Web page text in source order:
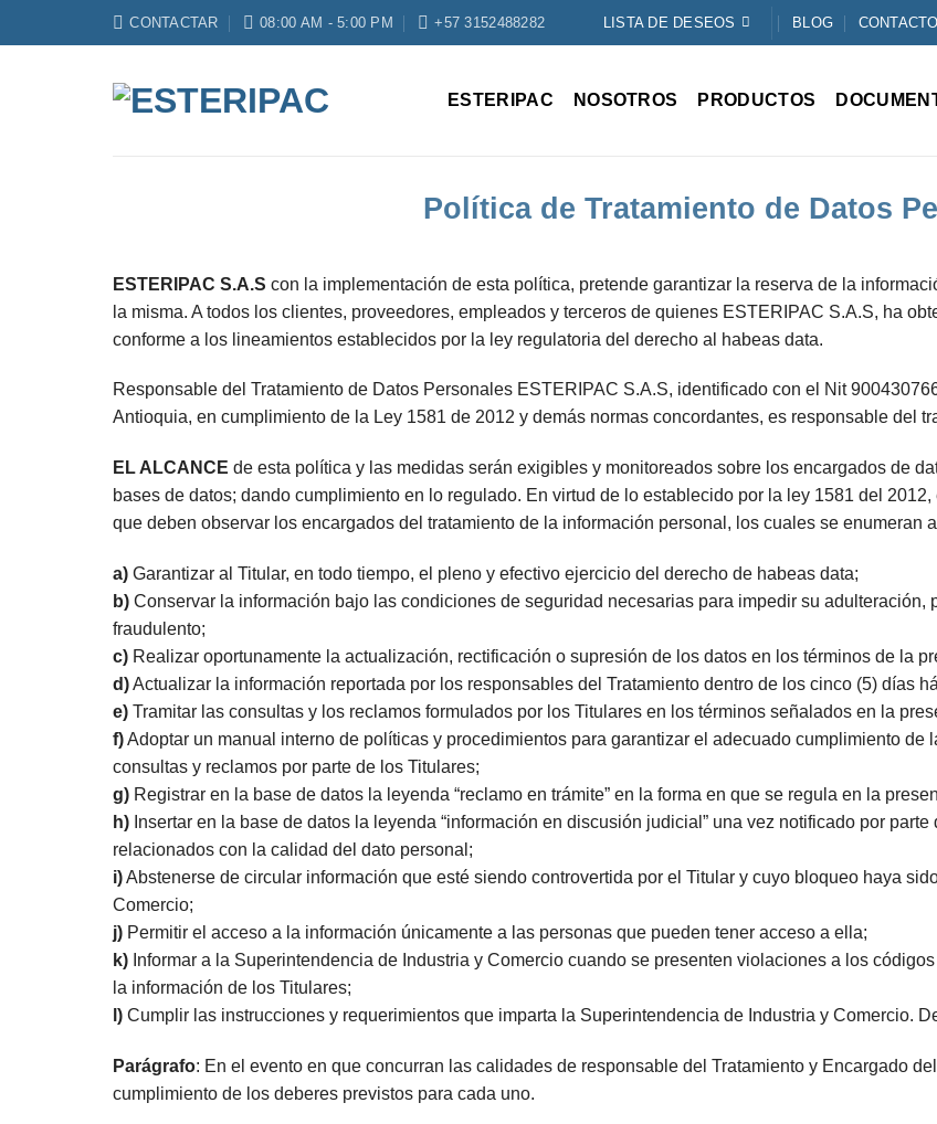
CONTACTAR 08:00 AM - 5:00 PM +57 3152488282 LISTA DE DESEOS BLOG CONTACTO
ESTERIPAC NOSOTROS PRODUCTOS
Política de Tratamiento de Datos
ESTERIPAC S.A.S con la implementación de esta política, pretende garantizar la reserva de la
la misma. A todos los clientes, proveedores, empleados y terceros de quienes ESTERIPAC S.A.S, ha
conforme a los lineamientos establecidos por la ley regulatoria del derecho al habeas data.
Responsable del Tratamiento de Datos Personales ESTERIPAC S.A.S, identificado con el Nit
Antioquia, en cumplimiento de la Ley 1581 de 2012 y demás normas concordantes, es responsable del
EL ALCANCE de esta política y las medidas serán exigibles y monitoreados sobre los encargados de
bases de datos; dando cumplimiento en lo regulado. En virtud de lo establecido por la ley 1581 del
que deben observar los encargados del tratamiento de la información personal, los cuales se enumeran
a) Garantizar al Titular, en todo tiempo, el pleno y efectivo ejercicio del derecho de habeas data;
b) Conservar la información bajo las condiciones de seguridad necesarias para impedir su adulteración,
fraudulento;
c) Realizar oportunamente la actualización, rectificación o supresión de los datos en los términos de la
d)Actualizar la información reportada por los responsables del Tratamiento dentro de los cinco (5) días
e) Tramitar las consultas y los reclamos formulados por los Titulares en los términos señalados en la
f)Adoptar un manual interno de políticas y procedimientos para garantizar el adecuado cumplimiento de
consultas y reclamos por parte de los Titulares;
g) Registrar en la base de datos la leyenda “reclamo en trámite” en la forma en que se regula en la
h) Insertar en la base de datos la leyenda “información en discusión judicial” una vez notificado por
relacionados con la calidad del dato personal;
i)Abstenerse de circular información que esté siendo controvertida por el Titular y cuyo bloqueo haya
Comercio;
j) Permitir el acceso a la información únicamente a las personas que pueden tener acceso a ella;
k) Informar a la Superintendencia de Industria y Comercio cuando se presenten violaciones a los
la información de los Titulares;
l) Cumplir las instrucciones y requerimientos que imparta la Superintendencia de Industria y Comercio.
Parágrafo: En el evento en que concurran las calidades de responsable del Tratamiento y Encargado
cumplimiento de los deberes previstos para cada uno.